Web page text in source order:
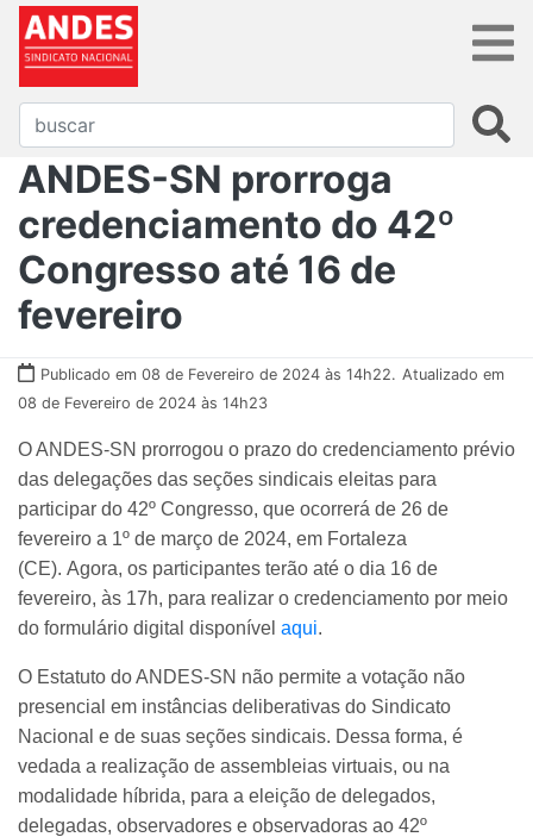
ANDES-SN prorroga
credenciamento do 42º
Congresso até 16 de
fevereiro
Publicado em 08 de Fevereiro de 2024 às 14h22. Atualizado em
08 de Fevereiro de 2024 às 14h23
O ANDES-SN prorrogou o prazo do credenciamento prévio
das delegações das seções sindicais eleitas para
participar do 42º Congresso, que ocorrerá de 26 de
fevereiro a 1º de março de 2024, em Fortaleza
(CE). Agora, os participantes terão até o dia 16 de
fevereiro, às 17h, para realizar o credenciamento por meio
do formulário digital disponível aqui.
O Estatuto do ANDES-SN não permite a votação não
presencial em instâncias deliberativas do Sindicato
Nacional e de suas seções sindicais. Dessa forma, é
vedada a realização de assembleias virtuais, ou na
modalidade híbrida, para a eleição de delegados,
delegadas, observadores e observadoras ao 42º